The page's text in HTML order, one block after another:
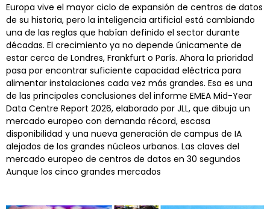
Europa vive el mayor ciclo de expansión de centros de datos
de su historia, pero la inteligencia artificial está cambiando
una de las reglas que habían definido el sector durante
décadas. El crecimiento ya no depende únicamente de
estar cerca de Londres, Frankfurt o París. Ahora la prioridad
pasa por encontrar suficiente capacidad eléctrica para
alimentar instalaciones cada vez más grandes. Esa es una
de las principales conclusiones del informe EMEA Mid-Year
Data Centre Report 2026, elaborado por JLL, que dibuja un
mercado europeo con demanda récord, escasa
disponibilidad y una nueva generación de campus de IA
alejados de los grandes núcleos urbanos. Las claves del
mercado europeo de centros de datos en 30 segundos
Aunque los cinco grandes mercados